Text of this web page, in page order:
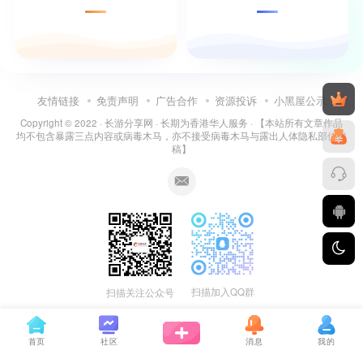
友情链接 免责声明 广告合作 资源投诉 小黑屋公示
Copyright © 2022 · 长游分享网 · 长期为香港华人服务 · 【本站所有文章作品
均不包含暴露三点内容或病毒木马，亦不接受病毒木马与露出人体隐私部位投
稿】
扫描关注公众号 扫描加入QQ群
首页 社区 消息 我的